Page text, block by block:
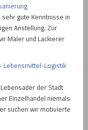
gute Kenntnisse in
Anstellung. Zur
Maler und Lackierer
Lebensmittel-Logistik
der Stadt
Einzelhandel niemals
suchen wir motivierte